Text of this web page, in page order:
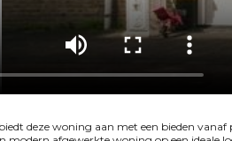
deze woning aan met een bieden vanaf